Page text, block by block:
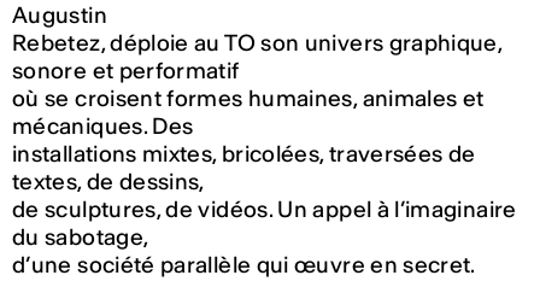
Augustin
Rebetez, déploie au TO son univers graphique,
sonore et performatif
où se croisent formes humaines, animales et
mécaniques. Des
installations mixtes, bricolées, traversées de
textes, de dessins,
de sculptures, de vidéos. Un appel à l’imaginaire
du sabotage,
d’une société parallèle qui œuvre en secret.